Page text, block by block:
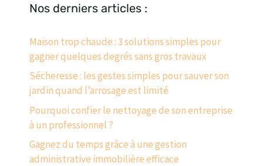
Nos derniers articles :
Maison trop chaude : 3 solutions simples pour
gagner quelques degrés sans gros travaux
Sécheresse : les gestes simples pour sauver son
jardin quand l’arrosage est limité
Pourquoi confier le nettoyage de son entreprise
à un professionnel ?
Gagnez du temps grâce à une gestion
administrative immobilière efficace